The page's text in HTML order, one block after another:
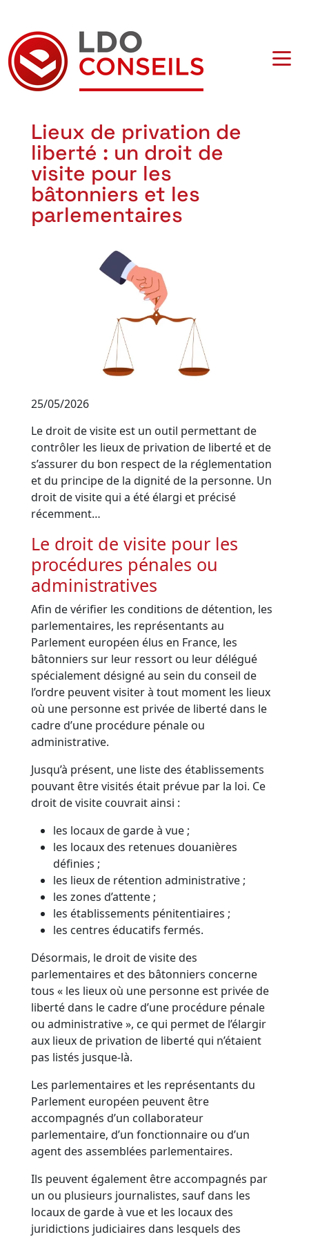
Navigation principale
Lieux de privation de
liberté : un droit de
visite pour les
bâtonniers et les
parlementaires
25/05/2026
Le droit de visite est un outil permettant de
contrôler les lieux de privation de liberté et de
s’assurer du bon respect de la réglementation
et du principe de la dignité de la personne. Un
droit de visite qui a été élargi et précisé
récemment…
Le droit de visite pour les
procédures pénales ou
administratives
Afin de vérifier les conditions de détention, les
parlementaires, les représentants au
Parlement européen élus en France, les
bâtonniers sur leur ressort ou leur délégué
spécialement désigné au sein du conseil de
l’ordre peuvent visiter à tout moment les lieux
où une personne est privée de liberté dans le
cadre d’une procédure pénale ou
administrative.
Jusqu’à présent, une liste des établissements
pouvant être visités était prévue par la loi. Ce
droit de visite couvrait ainsi :
les locaux de garde à vue ;
les locaux des retenues douanières
définies ;
les lieux de rétention administrative ;
les zones d’attente ;
les établissements pénitentiaires ;
les centres éducatifs fermés.
Désormais, le droit de visite des
parlementaires et des bâtonniers concerne
tous « les lieux où une personne est privée de
liberté dans le cadre d’une procédure pénale
ou administrative », ce qui permet de l’élargir
aux lieux de privation de liberté qui n’étaient
pas listés jusque-là.
Les parlementaires et les représentants du
Parlement européen peuvent être
accompagnés d’un collaborateur
parlementaire, d’un fonctionnaire ou d’un
agent des assemblées parlementaires.
Ils peuvent également être accompagnés par
un ou plusieurs journalistes, sauf dans les
locaux de garde à vue et les locaux des
juridictions judiciaires dans lesquels des